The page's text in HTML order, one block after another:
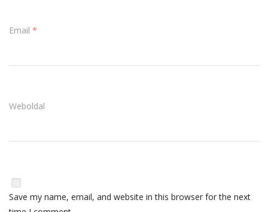
Email *
Weboldal
Save my name, email, and website in this browser for the next